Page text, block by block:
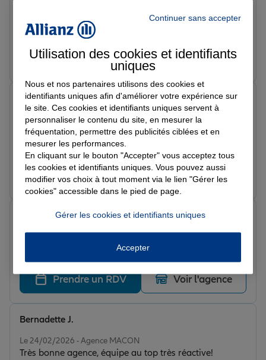
Toujours très satisfaits des services de l'agence Allianz
Rue Rambuteau à Mâcon. En particulier Fabienne qui
est toujours de bonne humeur, disponible et réactive!
Même à 250km de l'agence, nous sommes toujours
bien renseignés! Un grand merci pour tout cela! Emilie
et Stéphane C
Prendre un RDV Voir l'agence
Note de 5 sur 5
Le 26/02/2026 - Agence MACON
Je suis très satisfait d'être client chez ALLIANZ Hélène
Garret personne réactive et professionnel.
Joris T.
Prendre un RDV Voir l'agence
Le 25/02/2026 - Agence MACON
Équipe dynamique et performante. Je recommande.
Élisabeth L.
Prendre un RDV Voir l'agence
Le 24/02/2026 - Agence MACON
Très bonne agence, équipe au top très réactive!
Bernadette J.
Continuer sans accepter
Utilisation des cookies et identifiants
uniques
Nous et nos partenaires utilisons des cookies et
identifiants uniques afin d'améliorer votre expérience sur
le site. Ces cookies et identifiants uniques servent à
personnaliser le contenu du site, en mesurer la
fréquentation, permettre des publicités ciblées et en
mesurer les performances.
En cliquant sur le bouton "Accepter" vous acceptez tous
les cookies et identifiants uniques. Vous pouvez aussi
modifier vos choix à tout moment via le lien "Gérer les
cookies" accessible dans le pied de page.
Gérer les cookies et identifiants uniques
Accepter